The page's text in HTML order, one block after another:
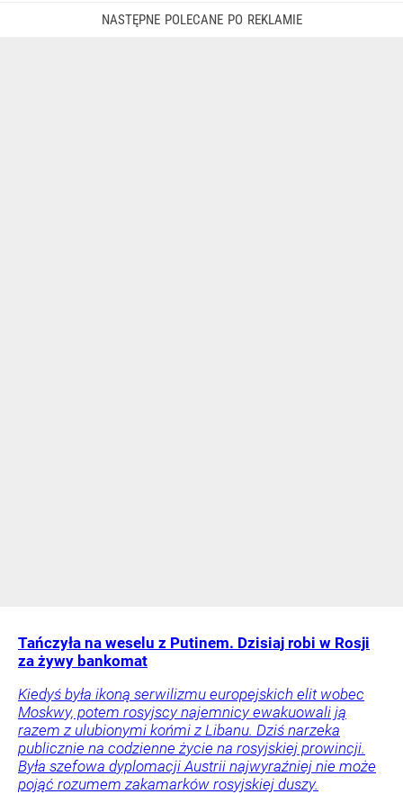
Tańczyła na weselu z Putinem. Dzisiaj robi w Rosji
za żywy bankomat
Kiedyś była ikoną serwilizmu europejskich elit wobec
Moskwy, potem rosyjscy najemnicy ewakuowali ją
razem z ulubionymi końmi z Libanu. Dziś narzeka
publicznie na codzienne życie na rosyjskiej prowincji.
Była szefowa dyplomacji Austrii najwyraźniej nie może
pojąć rozumem zakamarków rosyjskiej duszy.